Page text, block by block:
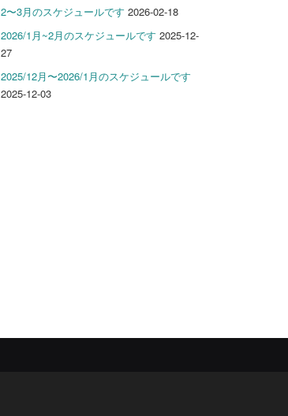
2〜3月のスケジュールです 2026-02-18
2026/1月~2月のスケジュールです 2025-12-
27
2025/12月〜2026/1月のスケジュールです
2025-12-03